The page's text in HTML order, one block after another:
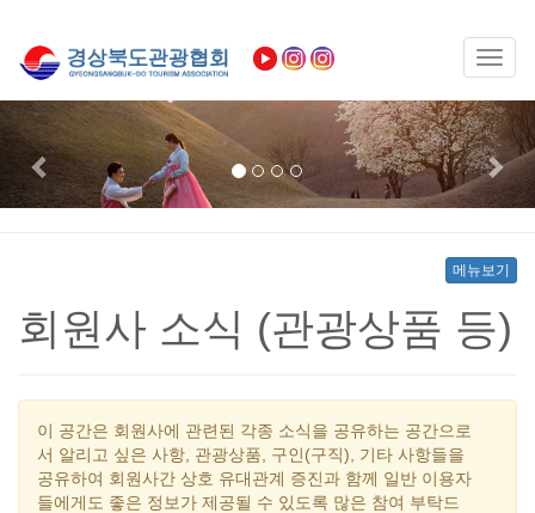
Previous
메뉴보기
회원사 소식 (관광상품 등)
이 공간은 회원사에 관련된 각종 소식을 공유하는 공간으로
서 알리고 싶은 사항, 관광상품, 구인(구직), 기타 사항들을
공유하여 회원사간 상호 유대관계 증진과 함께 일반 이용자
들에게도 좋은 정보가 제공될 수 있도록 많은 참여 부탁드